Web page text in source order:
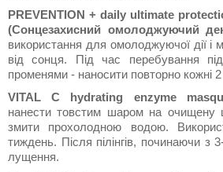
PREVENTION + daily ultimate
(Сонцезахисний омолоджуючий
використання для омолоджуючої дії і
від сонця. Під час перебування
променями - наносити повторно кожні 2
VITAL C hydrating enzyme
нанести товстим шаром на очищену
змити прохолодною водою.
тиждень. Після пілінгів, починаючи з
лущення.